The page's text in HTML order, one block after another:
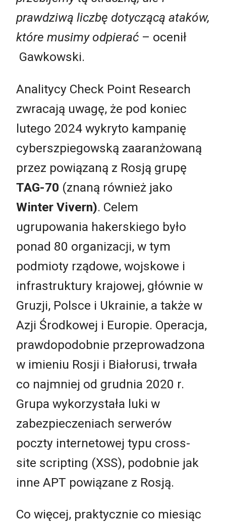
prawdziwą liczbę dotyczącą ataków,
które musimy odpierać – ocenił
Gawkowski.
Analitycy Check Point Research
zwracają uwagę, że pod koniec
lutego 2024 wykryto kampanię
cyberszpiegowską zaaranżowaną
przez powiązaną z Rosją grupę
TAG-70 (znaną również jako
Winter Vivern). Celem
ugrupowania hakerskiego było
ponad 80 organizacji, w tym
podmioty rządowe, wojskowe i
infrastruktury krajowej, głównie w
Gruzji, Polsce i Ukrainie, a także w
Azji Środkowej i Europie. Operacja,
prawdopodobnie przeprowadzona
w imieniu Rosji i Białorusi, trwała
co najmniej od grudnia 2020 r.
Grupa wykorzystała luki w
zabezpieczeniach serwerów
poczty internetowej typu cross-
site scripting (XSS), podobnie jak
inne APT powiązane z Rosją.
Co więcej, praktycznie co miesiąc